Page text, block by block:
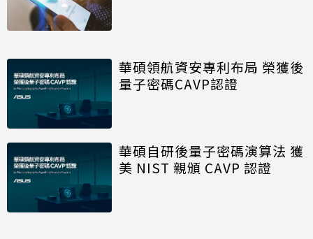
華碩領航資安專利布局 榮獲後
量子密碼CAVP認證
華碩自研後量子密碼演算法 獲
美 NIST 親頒 CAVP 認證